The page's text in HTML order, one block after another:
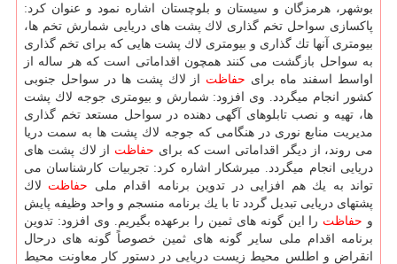
بوشهر، هرمزگان و سیستان و بلوچستان اشاره نمود و عنوان كرد:
پاكسازی سواحل تخم گذاری لاك پشت های دریایی شمارش تخم ها،
بیومتری آنها تك گذاری و بیومتری لاك پشت هایی كه برای تخم گذاری
به سواحل بازگشت می كنند همچون اقداماتی است كه هر ساله از
اواسط اسفند ماه برای حفاظت از لاك پشت ها در سواحل جنوبی
كشور انجام میگردد. وی افزود: شمارش و بیومتری جوجه لاك پشت
ها، تهیه و نصب تابلوهای آگهی دهنده در سواحل مستعد تخم گذاری
مدیریت منابع نوری در هنگامی كه جوجه لاك پشت ها به سمت دریا
می روند، از دیگر اقداماتی است كه برای حفاظت از لاك پشت های
دریایی انجام میگردد. میرشكار اشاره كرد: تجربیات كارشناسان می
تواند به یك هم افزایی در تدوین برنامه اقدام ملی حفاظت لاك
پشتهای دریایی تبدیل گردد تا با یك برنامه منسجم و واحد وظیفه پایش
و حفاظت را این گونه های ثمین را برعهده بگیریم. وی افزود: تدوین
برنامه اقدام ملی سایر گونه های ثمین خصوصاً گونه های درحال
انقراض و اطلس محیط زیست دریایی در دستور كار معاونت محیط